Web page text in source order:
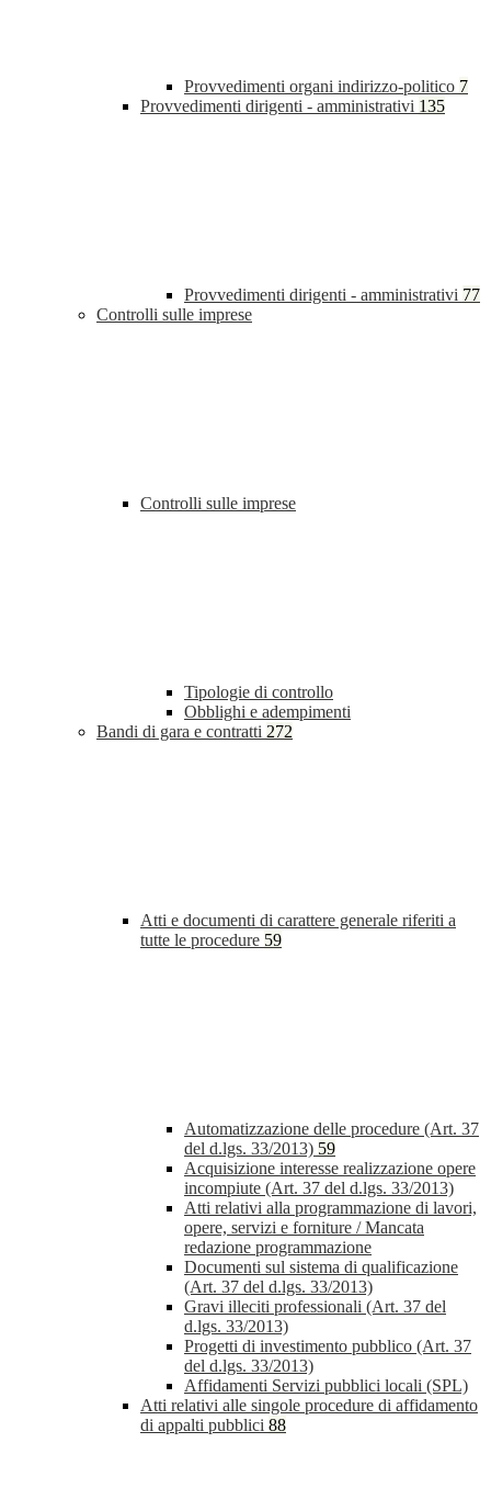
Provvedimenti organi indirizzo-politico 7
Provvedimenti dirigenti - amministrativi 135
Provvedimenti dirigenti - amministrativi 77
Controlli sulle imprese
Controlli sulle imprese
Tipologie di controllo
Obblighi e adempimenti
Bandi di gara e contratti 272
Atti e documenti di carattere generale riferiti a
tutte le procedure 59
Automatizzazione delle procedure (Art. 37
del d.lgs. 33/2013) 59
Acquisizione interesse realizzazione opere
incompiute (Art. 37 del d.lgs. 33/2013)
Atti relativi alla programmazione di lavori,
opere, servizi e forniture / Mancata
redazione programmazione
Documenti sul sistema di qualificazione
(Art. 37 del d.lgs. 33/2013)
Gravi illeciti professionali (Art. 37 del
d.lgs. 33/2013)
Progetti di investimento pubblico (Art. 37
del d.lgs. 33/2013)
Affidamenti Servizi pubblici locali (SPL)
Atti relativi alle singole procedure di affidamento
di appalti pubblici 88